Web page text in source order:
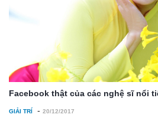
Facebook thật của các nghệ sĩ nổi
GIẢI TRÍ - 20/12/2017